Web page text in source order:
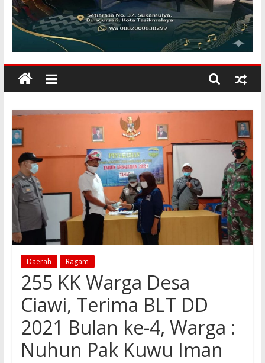
KILANGBARA
Membuka
Dunia
Daerah Ragam
255 KK Warga Desa
Ciawi, Terima BLT DD
2021 Bulan ke-4, Warga :
Nuhun Pak Kuwu Iman